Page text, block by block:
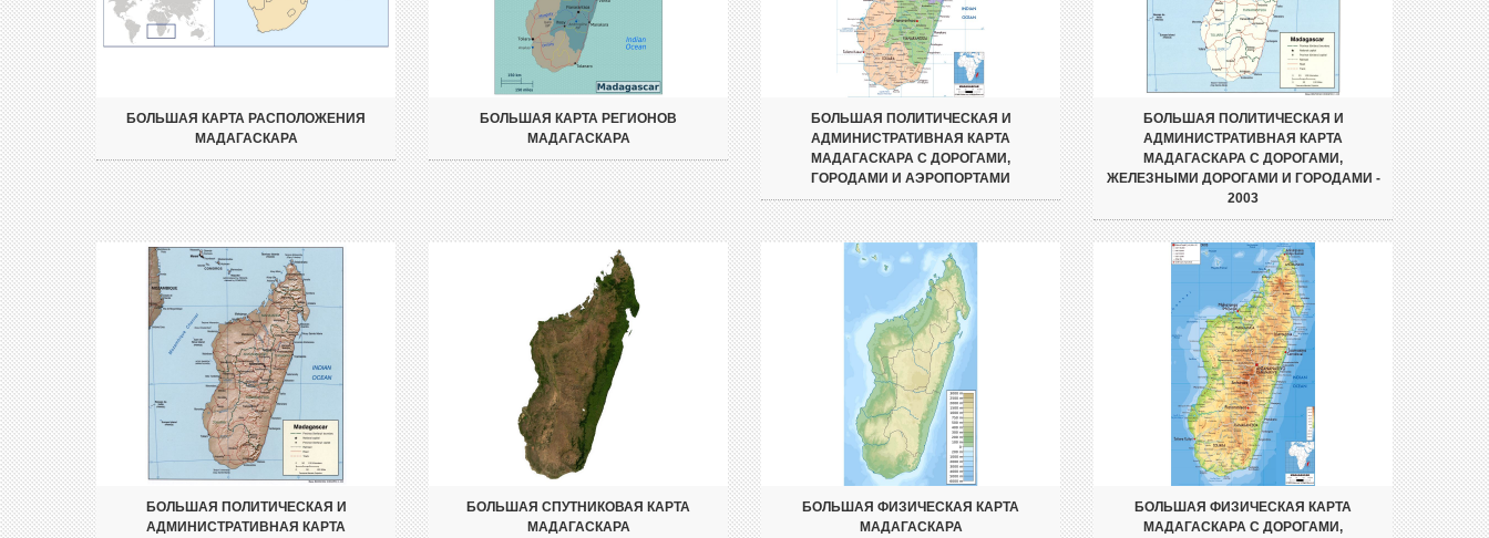
БОЛЬШАЯ КАРТА РАСПОЛОЖЕНИЯ
МАДАГАСКАРА
БОЛЬШАЯ КАРТА РЕГИОНОВ
МАДАГАСКАРА
БОЛЬШАЯ ПОЛИТИЧЕСКАЯ И
АДМИНИСТРАТИВНАЯ КАРТА
МАДАГАСКАРА С ДОРОГАМИ,
ГОРОДАМИ И АЭРОПОРТАМИ
БОЛЬШАЯ ПОЛИТИЧЕСКАЯ И
АДМИНИСТРАТИВНАЯ КАРТА
МАДАГАСКАРА С ДОРОГАМИ,
ЖЕЛЕЗНЫМИ ДОРОГАМИ И ГОРОДАМИ -
2003
БОЛЬШАЯ ПОЛИТИЧЕСКАЯ И
АДМИНИСТРАТИВНАЯ КАРТА
БОЛЬШАЯ СПУТНИКОВАЯ КАРТА
МАДАГАСКАРА
БОЛЬШАЯ ФИЗИЧЕСКАЯ КАРТА
МАДАГАСКАРА
БОЛЬШАЯ ФИЗИЧЕСКАЯ КАРТА
МАДАГАСКАРА С ДОРОГАМИ,